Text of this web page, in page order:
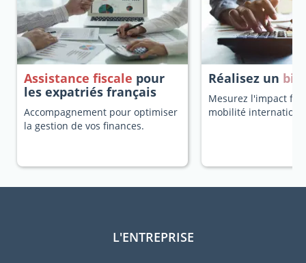
Assistance fiscale pour
les expatriés français
Accompagnement pour optimiser
la gestion de vos finances.
Réalisez un
Mesurez l'impact
mobilité
L'ENTREPRISE